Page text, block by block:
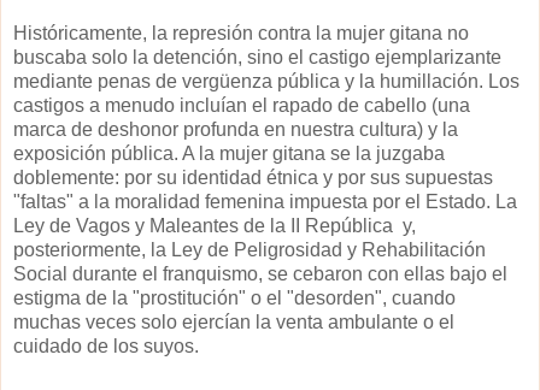
Históricamente, la represión contra la mujer gitana no
buscaba solo la detención, sino el castigo ejemplarizante
mediante penas de vergüenza pública y la humillación. Los
castigos a menudo incluían el rapado de cabello (una
marca de deshonor profunda en nuestra cultura) y la
exposición pública. A la mujer gitana se la juzgaba
doblemente: por su identidad étnica y por sus supuestas
"faltas" a la moralidad femenina impuesta por el Estado. La
Ley de Vagos y Maleantes de la II República y,
posteriormente, la Ley de Peligrosidad y Rehabilitación
Social durante el franquismo, se cebaron con ellas bajo el
estigma de la "prostitución" o el "desorden", cuando
muchas veces solo ejercían la venta ambulante o el
cuidado de los suyos.